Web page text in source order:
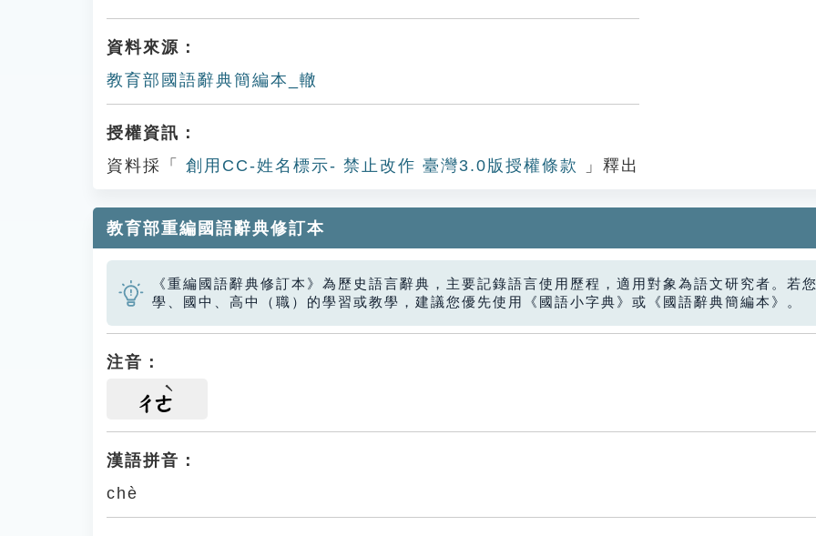
資料來源：
教育部國語辭典簡編本_轍
授權資訊：
資料採「
創用CC-姓名標示- 禁止改作 臺灣3.0版授權條款 」釋出
教育部重編國語辭典修訂本
《重編國語辭典修訂本》為歷史語言辭典，主要記錄語言使用歷程，適用對象為語文研究者。若
學、國中、高中（職）的學習或教學，建議您優先使用《國語小字典》或《國語辭典簡編本》。
注音：
ㄔㄜ
漢語拼音：
chè